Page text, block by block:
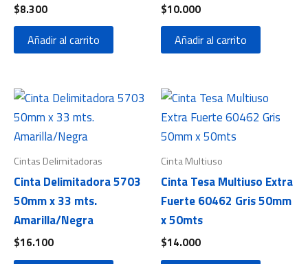
$8.300
Añadir al carrito
$10.000
Añadir al carrito
Cintas Delimitadoras
Cinta Delimitadora 5703
50mm x 33 mts.
Amarilla/Negra
$16.100
Cinta Multiuso
Cinta Tesa Multiuso Extra
Fuerte 60462 Gris 50mm
x 50mts
$14.000